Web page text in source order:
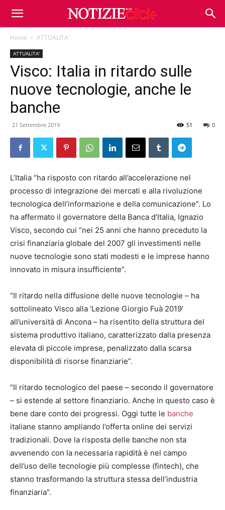
Home ATTUALITA'
ATTUALITA'
Visco: Italia in ritardo sulle
nuove tecnologie, anche le
banche
21 Settembre 2019 0
51
L’Italia “ha risposto con ritardo all’accelerazione nel
processo di integrazione dei mercati e alla rivoluzione
tecnologica dell’informazione e della comunicazione”. Lo
ha affermato il governatore della Banca d’Italia, Ignazio
Visco, secondo cui “nei 25 anni che hanno preceduto la
crisi finanziaria globale del 2007 gli investimenti nelle
nuove tecnologie sono stati modesti e le imprese hanno
innovato in misura insufficiente”.
“Il ritardo nella diffusione delle nuove tecnologie – ha
sottolineato Visco alla ‘Lezione Giorgio Fuà 2019’
all’università di Ancona – ha risentito della struttura del
sistema produttivo italiano, caratterizzato dalla presenza
elevata di piccole imprese, penalizzato dalla scarsa
disponibilità di risorse finanziarie”.
“Il ritardo tecnologico del paese – secondo il governatore
– si estende al settore finanziario. Anche in questo caso è
bene dare conto dei progressi. Oggi tutte le banche
italiane stanno ampliando l’offerta online dei servizi
tradizionali. Dove la risposta delle banche non sta
avvenendo con la necessaria rapidità è nel campo
dell’uso delle tecnologie più complesse (fintech), che
stanno trasformando la struttura stessa dell’industria
finanziaria”.